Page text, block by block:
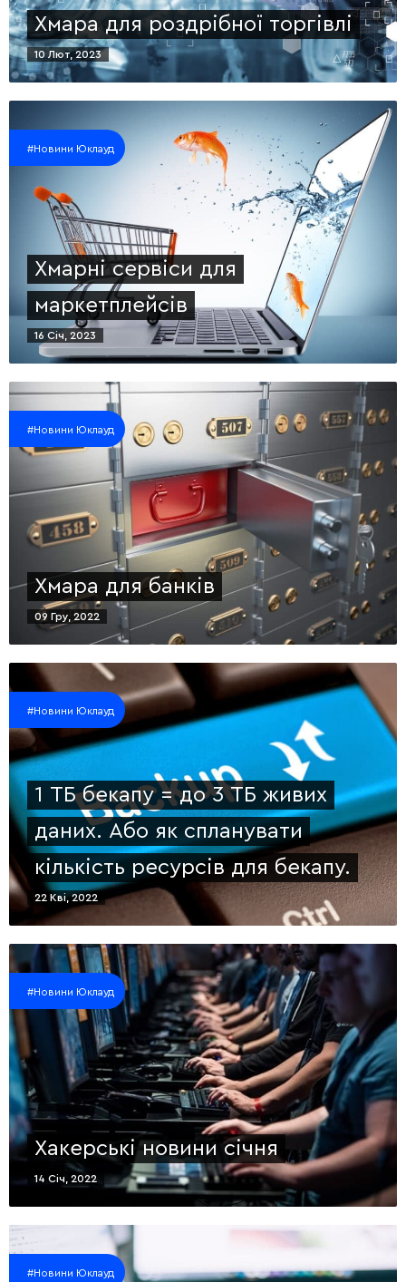
Хмара для роздрібної торгівлі
10 Лют, 2023
#Новини Юклауд
Хмарні сервіси для
маркетплейсів
16 Січ, 2023
#Новини Юклауд
Хмара для банків
09 Гру, 2022
#Новини Юклауд
1 ТБ бекапу = до 3 ТБ живих
даних. Або як спланувати
кількість ресурсів для бекапу.
22 Кві, 2022
#Новини Юклауд
Хакерські новини січня
14 Січ, 2022
#Новини Юклауд